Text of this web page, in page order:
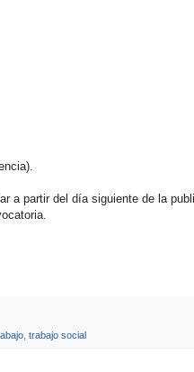
a partir del día siguiente de la
trabajo social